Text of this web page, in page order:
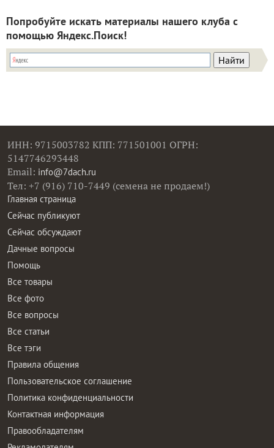
Попробуйте искать материалы нашего клуба с
помощью Яндекс.Поиск!
ИНН: 9715003782 КПП: 771501001 ОГРН:
5147746293448
Email: info@7dach.ru
Тел: +7 (916) 710-7449 (семена не продаем!)
Главная страница
Сейчас публикуют
Сейчас обсуждают
Дачные вопросы
Помощь
Все товары
Все фото
Все вопросы
Все статьи
Все тэги
Правила общения
Пользовательское соглашение
Политика конфиденциальности
Контактная информация
Правообладателям